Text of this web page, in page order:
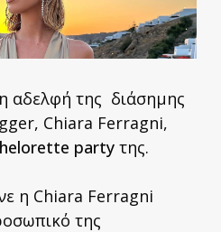
αδελφή της διάσημης
Chiara Ferragni,
partyτης.
η Chiara Ferragni
της